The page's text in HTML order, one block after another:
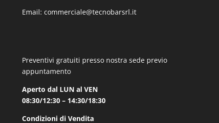
Email: commerciale@tecnobarsrl.it
Preventivi gratuiti presso nostra sede previo
appuntamento
Aperto dal LUN al VEN
08:30/12:30 – 14:30/18:30
Condizioni di Vendita